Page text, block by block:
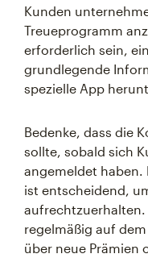
Kunden
Treueprogramm
erforderlich sein,
grundlegende
spezielle App
Bedenke, dass die
sollte, sobald sich
angemeldet haben.
ist entscheidend,
regelmäßig auf
über neue Prämien